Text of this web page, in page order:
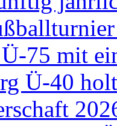
75 mit
Ü-40